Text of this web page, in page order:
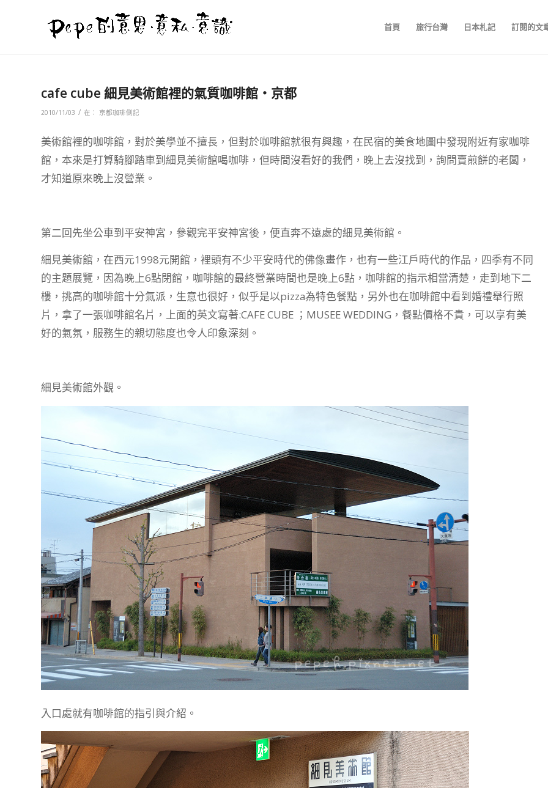
首頁 旅行台灣 日本札記 訂閱的文
cafe cube 細見美術館裡的氣質咖啡館‧京都
2010/11/03 / 在： 京都珈琲側記
美術館裡的咖啡館，對於美學並不擅長，但對於咖啡館就很有興趣，在民宿的美食地圖中發現附近有家咖啡
館，本來是打算騎腳踏車到細見美術館喝咖啡，但時間沒看好的我們，晚上去沒找到，詢問賣煎餅的老闆，
才知道原來晚上沒營業。
第二回先坐公車到平安神宮，參觀完平安神宮後，便直奔不遠處的細見美術館。
細見美術館，在西元1998元開館，裡頭有不少平安時代的佛像畫作，也有一些江戶時代的作品，四季有不同
的主題展覽，因為晚上6點閉館，咖啡館的最終營業時間也是晚上6點，咖啡館的指示相當清楚，走到地下二
樓，挑高的咖啡館十分氣派，生意也很好，似乎是以pizza為特色餐點，另外也在咖啡館中看到婚禮舉行照
片，拿了一張咖啡館名片，上面的英文寫著:CAFE CUBE ；MUSEE WEDDING，餐點價格不貴，可以享有美
好的氣氛，服務生的親切態度也令人印象深刻。
細見美術館外觀。
入口處就有咖啡館的指引與介紹。